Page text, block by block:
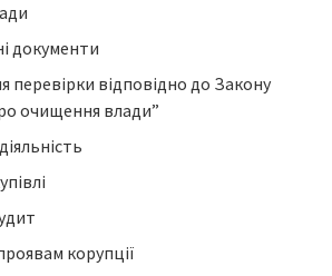
документи
перевірки відповідно до Закону
очищення влади”
корупції